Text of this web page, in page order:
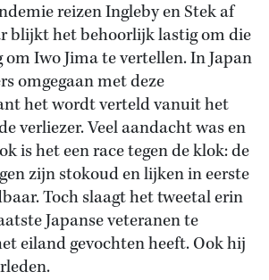
reizen Ingleby en Stek af
blijkt het behoorlijk lastig om die
om Iwo Jima te vertellen. In Japan
omgegaan met deze
het wordt verteld vanuit het
verliezer. Veel aandacht was en
is het een race tegen de klok: de
zijn stokoud en lijken in eerste
Toch slaagt het tweetal erin
Japanse veteranen te
eiland gevochten heeft. Ook hij